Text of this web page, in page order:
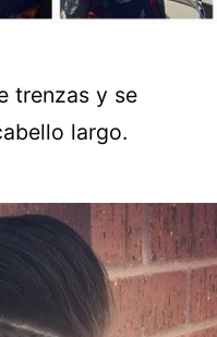
trenzas y se
largo.